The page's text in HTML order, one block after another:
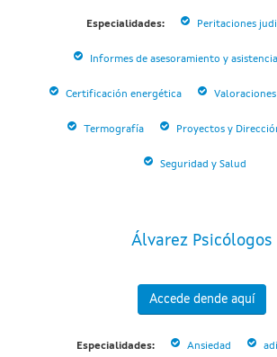
Especialidades: Peritaciones
Informes de asesoramiento y
Certificación energética
Termografía Proyectos y
Seguridad y Salud
Álvarez Psicólogos
Accede dende aquí
Especialidades: Ansiedad